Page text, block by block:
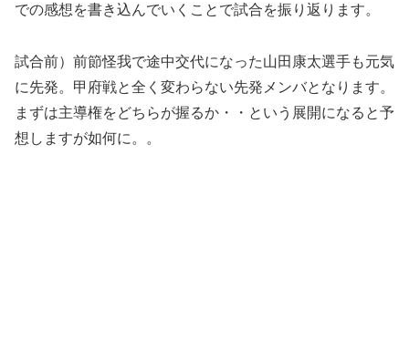
での感想を書き込んでいくことで試合を振り返ります。
試合前）前節怪我で途中交代になった山田康太選手も元気
に先発。甲府戦と全く変わらない先発メンバとなります。
まずは主導権をどちらが握るか・・という展開になると予
想しますが如何に。。